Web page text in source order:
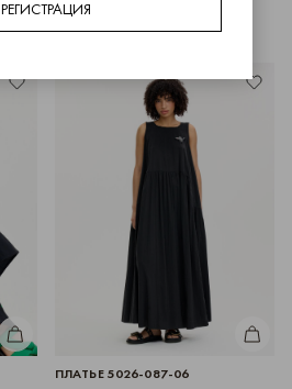
РЕГИСТРАЦИЯ
КУПИТЬ КУПИТЬ
ПЛАТЬЕ 5026-087-06